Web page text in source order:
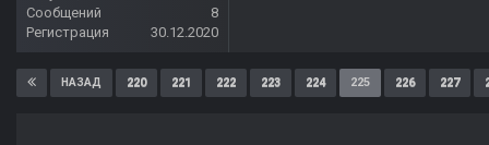
Сообщений
8
Регистрация
30.12.2020
НАЗАД 220 221 222 223 224 225 226 227